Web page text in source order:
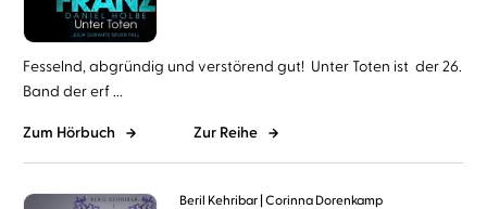
Fesselnd, abgründig und verstörend gut! Unter Toten ist der 26.
Band der erf ...
Zum Hörbuch Zur Reihe
Beril Kehribar Corinna Dorenkamp